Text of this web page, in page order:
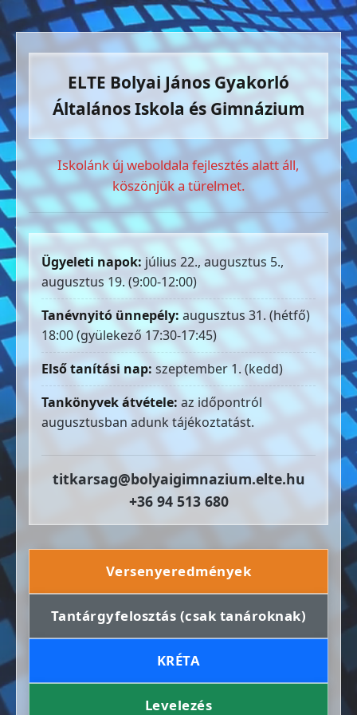
ELTE Bolyai János Gyakorló
Általános Iskola és Gimnázium
Iskolánk új weboldala fejlesztés alatt áll,
köszönjük a türelmet.
Ügyeleti napok: július 22., augusztus 5.,
augusztus 19. (9:00-12:00)
Tanévnyitó ünnepély: augusztus 31. (hétfő)
18:00 (gyülekező 17:30-17:45)
Első tanítási nap: szeptember 1. (kedd)
Tankönyvek átvétele: az időpontról
augusztusban adunk tájékoztatást.
titkarsag@bolyaigimnazium.elte.hu
+36 94 513 680
Versenyeredmények
Tantárgyfelosztás (csak tanároknak)
KRÉTA
Levelezés